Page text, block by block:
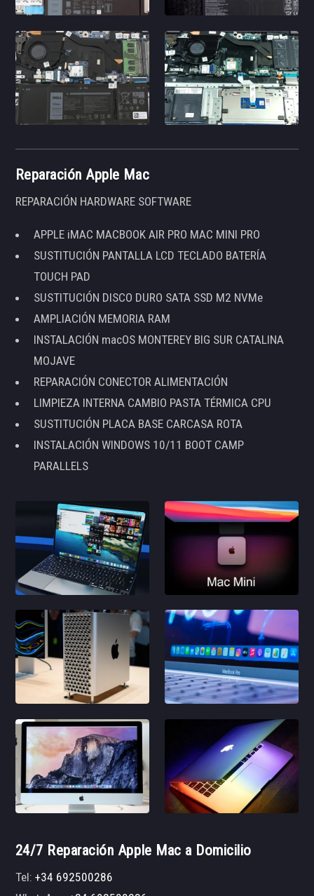
Reparación Apple Mac
REPARACIÓN HARDWARE SOFTWARE
APPLE iMAC MACBOOK AIR PRO MAC MINI PRO
SUSTITUCIÓN PANTALLA LCD TECLADO BATERÍA
TOUCH PAD
SUSTITUCIÓN DISCO DURO SATA SSD M2 NVMe
AMPLIACIÓN MEMORIA RAM
INSTALACIÓN macOS MONTEREY BIG SUR CATALINA
MOJAVE
REPARACIÓN CONECTOR ALIMENTACIÓN
LIMPIEZA INTERNA CAMBIO PASTA TÉRMICA CPU
SUSTITUCIÓN PLACA BASE CARCASA ROTA
INSTALACIÓN WINDOWS 10/11 BOOT CAMP
PARALLELS
24/7 Reparación Apple Mac a Domicilio
Tel:+34 692500286